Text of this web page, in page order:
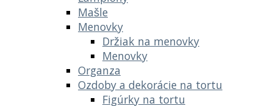
Mašle
Menovky
Držiak na menovky
Menovky
Organza
Ozdoby a dekorácie na tortu
Figúrky na tortu